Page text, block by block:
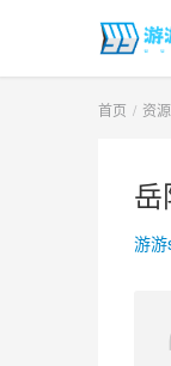
首页 资
岳
游